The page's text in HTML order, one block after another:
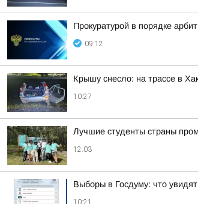
Прокуратурой в порядке
09:12
Крышу снесло: на трассе в
10:27
Лучшие студенты страны
12:03
Выборы в Госдуму: что
10:21